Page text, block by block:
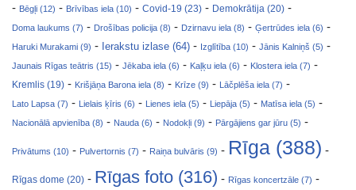
- Bēgļi (12) - Brīvības iela (10) - Covid-19 (23) - Demokrātija (20) -
Doma laukums (7) - Drošības policija (8) - Dzirnavu iela (8) - Ģertrūdes iela (6) -
Haruki Murakami (9) - Ierakstu izlase (64) - Izglītība (10) - Jānis Kalniņš (5) -
Jaunais Rīgas teātris (15) - Jēkaba iela (6) - Kaļķu iela (6) - Klostera iela (7) -
Kremlis (19) - Krišjāņa Barona iela (8) - Krīze (9) - Lāčplēša iela (7) -
Lato Lapsa (7) - Lielais ķīris (6) - Lienes iela (5) - Liepāja (5) - Matīsa iela (5) -
Nacionālā apvienība (8) - Nauda (6) - Nodokļi (9) - Pārgājiens gar jūru (5) -
Privātums (10) - Pulvertornis (7) - Raiņa bulvāris (9) - Rīga (388) -
Rīgas dome (20) - Rīgas foto (316) - Rīgas koncertzāle (7) -